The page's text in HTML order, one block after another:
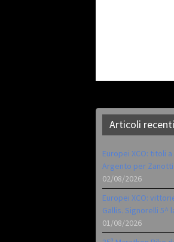
Articoli recenti
Europei XCO: titoli
Argento per
02/08/2026
Europei XCO:
Gallis. Signorelli 5^
01/08/2026